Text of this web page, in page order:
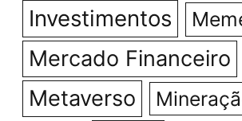
Investimentos
Mercado Financeiro
Metaverso